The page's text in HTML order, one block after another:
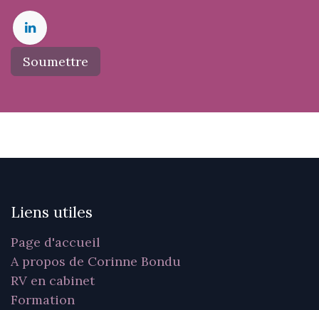
Soumettre
Liens utiles
Page d'accueil
A propos de Corinne Bondu
RV en cabinet
Formation